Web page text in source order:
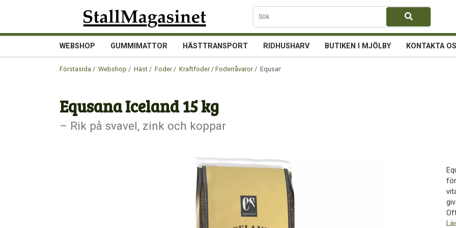
WEBSHOP GUMMIMATTOR HÄSTTRANSPORT RIDHUSHARV BUTIKEN I MJÖLBY KONTAKTA
Förstasida / Webshop / Häst / Foder/ Kraftfoder / Foderråvaror/ Equsana Iceland 15 kg
Equsana Iceland 15 kg
– Rik på svavel, zink och koppar